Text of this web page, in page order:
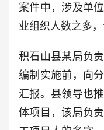
案件中，涉及单
业组织人数之多，
积石山县某局负
编制实施前，向
汇报。县领导也
体项目，该局负